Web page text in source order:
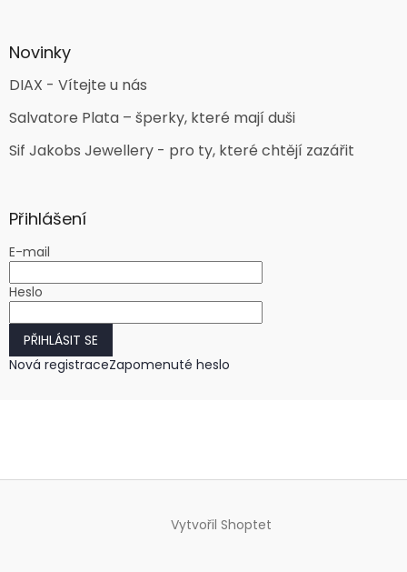
Novinky
DIAX - Vítejte u nás
Salvatore Plata – šperky, které mají duši
Sif Jakobs Jewellery - pro ty, které chtějí zazářit
Přihlášení
E-mail
Heslo
PŘIHLÁSIT SE
Nová registraceZapomenuté heslo
Vytvořil Shoptet